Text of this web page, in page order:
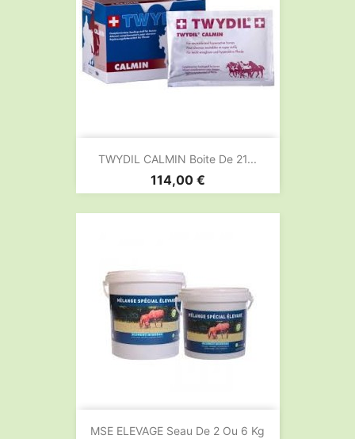
TWYDIL CALMIN Boite De 21...
Prix
114,00 €
MSE ELEVAGE Seau De 2 Ou 6 Kg